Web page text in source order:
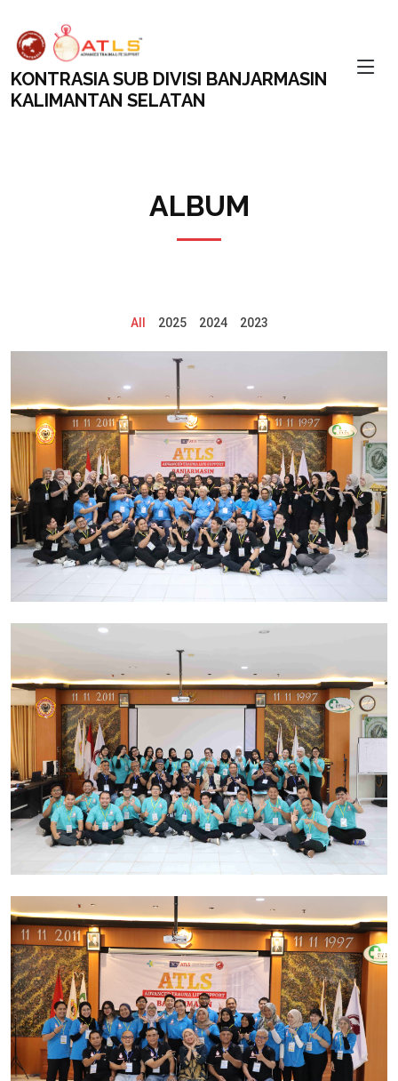
KONTRASIA SUB DIVISI BANJARMASIN
KALIMANTAN SELATAN
ALBUM
All 2025 2024 2023